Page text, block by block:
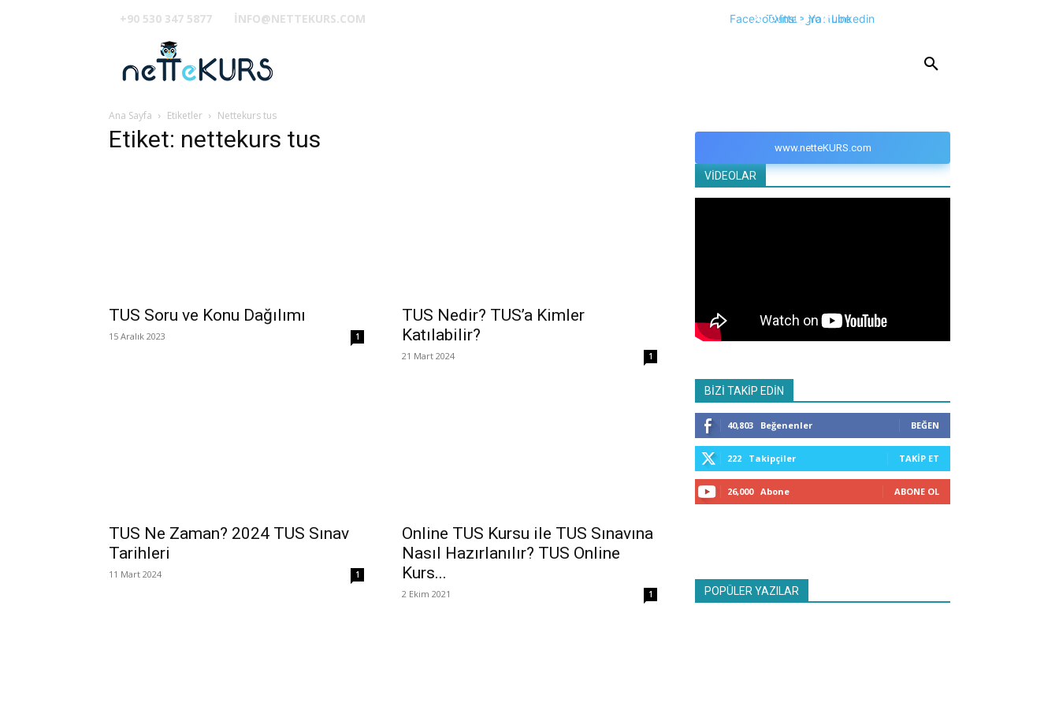
+90 530 347 5877 INFO@NETTEKURS.COM FacebookTwitter
InstagramYoutubeLinkedin
Ana Sayfa Etiketler Nettekurs tus
Etiket: nettekurs tus
TUS Soru ve Konu Dağılımı
15 Aralık 2023 1
TUS Nedir? TUS’a Kimler
Katılabilir?
21 Mart 2024 1
TUS Ne Zaman? 2024 TUS Sınav
Tarihleri
11 Mart 2024 1
Online TUS Kursu ile TUS Sınavına
Nasıl Hazırlanılır? TUS Online
Kurs...
2 Ekim 2021 1
www.netteKURS.com
VİDEOLAR
BİZİ TAKİP EDİN
40,803 Beğenenler BEĞEN
222 Takipçiler TAKIP ET
26,000 Abone ABONE OL
POPÜLER YAZILAR